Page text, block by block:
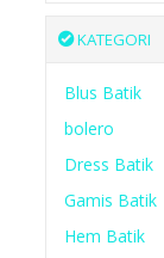
KATEGORI
Blus Batik
bolero
Dress Batik
Gamis Batik
Hem Batik